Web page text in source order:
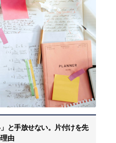
と手放せない。片付けを先
由